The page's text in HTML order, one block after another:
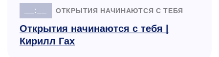
__:__ ОТКРЫТИЯ НАЧИНАЮТСЯ С ТЕБЯ
Открытия начинаются с тебя |
Кирилл Гах